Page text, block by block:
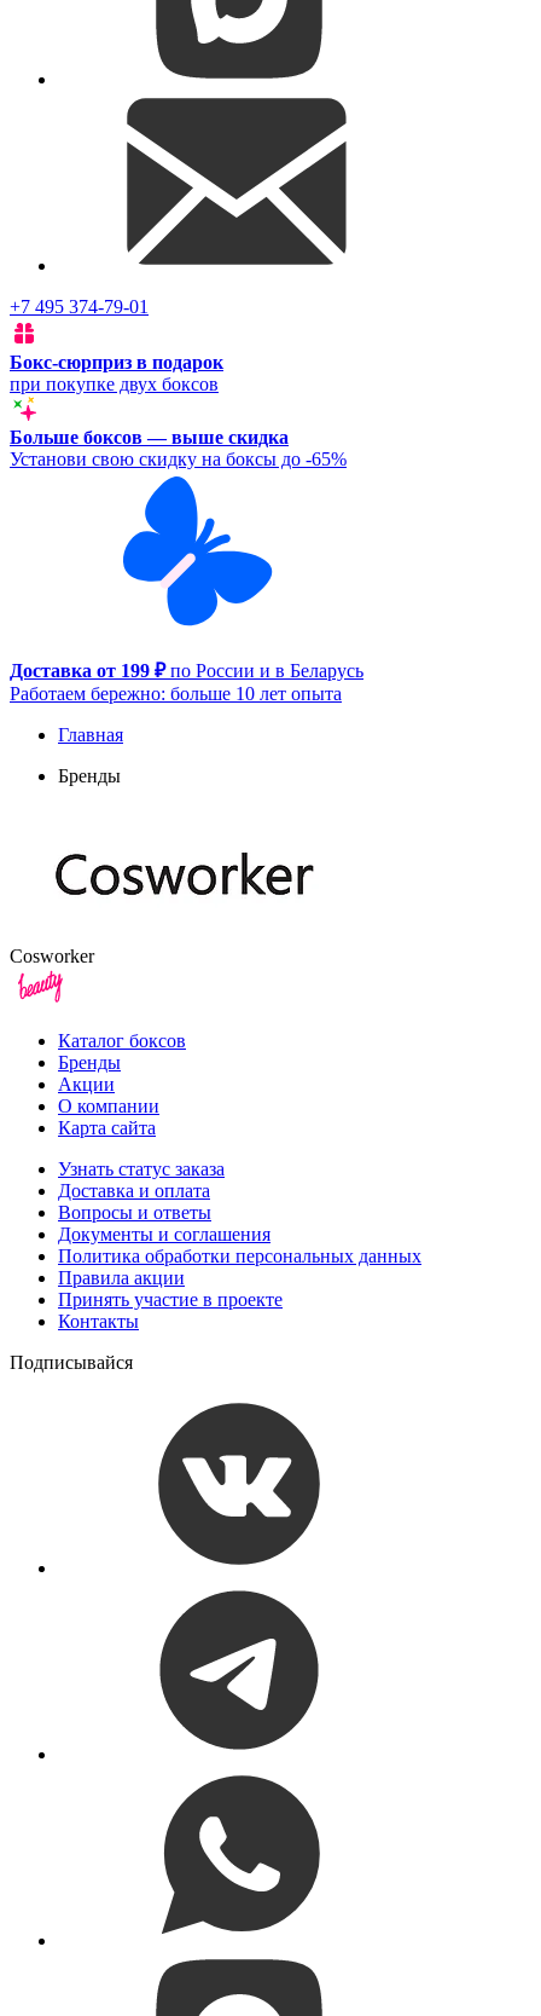
+7 495 374-79-01
Бокс-сюрприз в подарок
при покупке двух боксов
Больше боксов — выше скидка
Установи свою скидку на боксы до -65%
Доставка от 199 ₽по России и в Беларусь
Работаем бережно: больше 10 лет опыта
Главная
Бренды
Cosworker
Каталог боксов
Бренды
Акции
О компании
Карта сайта
Узнать статус заказа
Доставка и оплата
Вопросы и ответы
Документы и соглашения
Политика обработки персональных данных
Правила акции
Принять участие в проекте
Контакты
Подписывайся